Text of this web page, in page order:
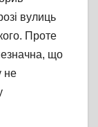
вулиць
Проте
що
не